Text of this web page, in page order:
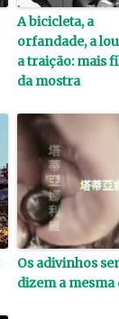
A bicicleta, a
orfandade, a
a traição: mais
da mostra
Os adivinhos
dizem a mesma